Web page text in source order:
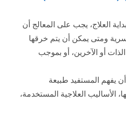
العلاج، يجب على المعالج أن
ومتى يمكن أن يتم خرقها
أو الآخرين، أو بموجب
يفهم المستفيد طبيعة
الأساليب العلاجية المستخدمة،